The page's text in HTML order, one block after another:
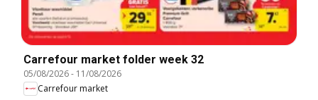
Carrefour market folder week 32
05/08/2026- 11/08/2026
Carrefour market